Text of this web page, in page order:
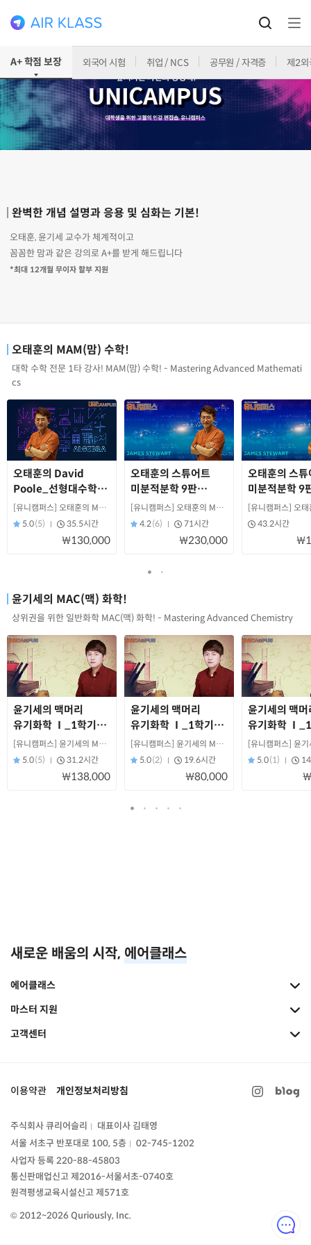
A+ 학점 보장 외국어 시험 취업 / NCS 공무원 / 자격증 제2외
완벽한 개념 설명과 응용 및 심화는 기본!
오태훈, 윤기세 교수가 체계적이고
꼼꼼한 맘과 같은 강의로 A+를 받게 해드립니다
*최대 12개월 무이자 할부 지원
오태훈의 MAM(맘) 수학!
대학 수학 전문 1타 강사! MAM(맘) 수학! - Mastering Advanced Mathemati
cs
오태훈의 David
Poole_선형대수학
_4판
[유니캠퍼스] 오태훈의 MAM 수학!
5.0(5) 35.5시간
₩130,000
오태훈의 스튜어트
미분적분학 9판
_new!
[유니캠퍼스] 오태훈의 MAM 수학!
4.2(6) 71시간
₩230,000
오태훈의 스튜
미분적분학 9
_1학기
43.2시간
윤기세의 MAC(맥) 화학!
상위권을 위한 일반화학 MAC(맥) 화학! - Mastering Advanced Chemistry
윤기세의 맥머리
유기화학 Ⅰ_1학기
_9판
[유니캠퍼스] 윤기세의 MAC화학!
5.0(5) 31.2시간
₩138,000
윤기세의 맥머리
유기화학 Ⅰ_1학기
(중간고사)_9판
[유니캠퍼스] 윤기세의 MAC화학!
5.0(2) 19.6시간
₩80,000
윤기세의 맥머
유기화학
(기말고사)_9
5.0(1)
새로운 배움의 시작, 에어클래스
에어클래스
마스터 지원
고객센터
이용약관 개인정보처리방침
주식회사 큐리어슬리
대표이사 김태영
서울 서초구 반포대로 100, 5층
02-745-1202
사업자 등록 220-88-45803
통신판매업신고제2016-서울서초-0740호
원격평생교육시설신고 제571호
© 2012~2026 Quriously, Inc.